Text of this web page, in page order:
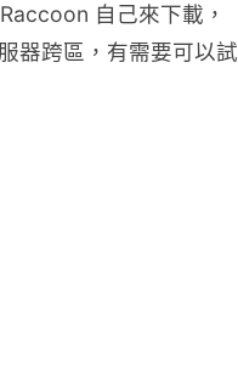
自己來下載，
器跨區，有需要可以試